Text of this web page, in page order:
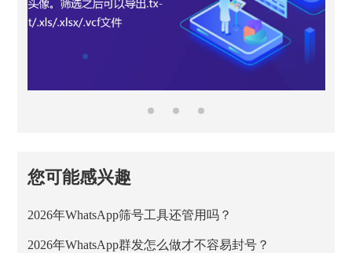
您可能感兴趣
2026年WhatsApp筛号工具还管用吗？
2026年WhatsApp群发怎么做才不容易封号？